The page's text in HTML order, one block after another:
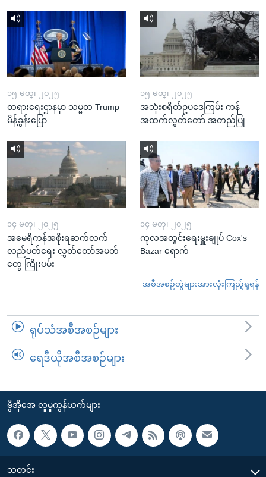
၁၅ မတ္၊ ၂၀၂၅
တရားရေးဌာနမှာ သမ္မတ Trump
မိန့်ခွန်းပြော
၁၅ မတ္၊ ၂၀၂၅
အသုံးစရိတ်ဥပဒေကြမ်း ကန်
အထက်လွှတ်တော် အတည်ပြု
၁၄ မတ္၊ ၂၀၂၅
အမေရိကန်အစိုးရဆက်လက်
လည်ပတ်ရေး လွှတ်တော်အမတ်
တွေ ကြိုးပမ်း
၁၄ မတ္၊ ၂၀၂၅
ကုလအတွင်းရေးမှူးချုပ် Cox's
Bazar ရောက်
အစီအစဉ်တွဲများအားလုံးကြည့်ရှုရန်
ရုပ်သံအစီအစဉ်များ
ရေဒီယိုအစီအစဉ်များ
ဗွီအိုအေ လူမှုကွန်ယက်များ
သတင်း